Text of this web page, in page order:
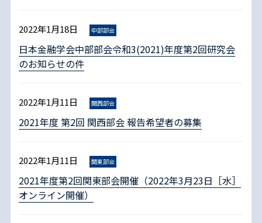
2022年1月18日 中部部会
日本金融学会中部部会令和3(2021)年度第2回研究会
のお知らせの件
2022年1月11日 関西部会
2021年度 第2回 関西部会 報告希望者の募集
2022年1月11日 関東部会
2021年度第2回関東部会開催（2022年3月23日［水］
オンライン開催）